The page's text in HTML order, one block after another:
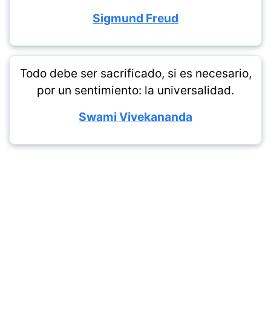
Sigmund Freud
Todo debe ser sacrificado, si es necesario,
por un sentimiento: la universalidad.
Swami Vivekananda